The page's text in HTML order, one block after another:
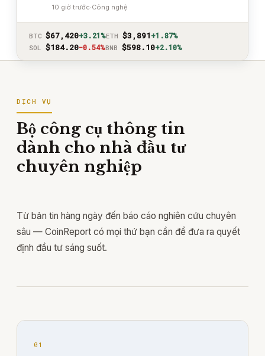
10 giờ trước·Công nghệ
BTC $67,420+3.21%ETH $3,891+1.87%
SOL $184.20−0.54%BNB $598.10+2.10%
DỊCH VỤ
Bộ công cụ thông tin
dành cho nhà đầu tư
chuyên nghiệp
Từ bản tin hàng ngày đến báo cáo nghiên cứu chuyên
sâu — CoinReport có mọi thứ bạn cần để đưa ra quyết
định đầu tư sáng suốt.
01